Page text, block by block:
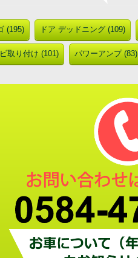
(195) ドア デッドニング (109)
取り付け (101) パワーアンプ (83)